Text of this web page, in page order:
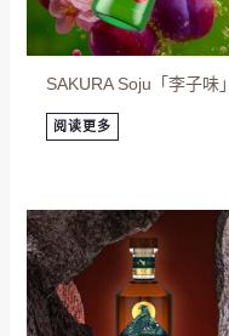
SAKURA Soju「李子味」
阅读更多